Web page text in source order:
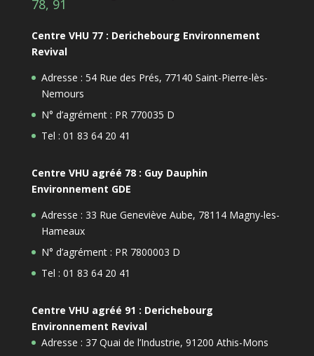
78, 91
Centre VHU 77 : Derichebourg Environnement
Revival
Adresse : 54 Rue des Prés, 77140 Saint-Pierre-lès-
Nemours
N° d’agrément : PR 770035 D
Tel : 01 83 64 20 41
Centre VHU agréé 78 : Guy Dauphin
Environnement GDE
Adresse : 33 Rue Geneviève Aube, 78114 Magny-les-
Hameaux
N° d’agrément : PR 7800003 D
Tel : 01 83 64 20 41
Centre VHU agréé 91 : Derichebourg
Environnement Revival
Adresse : 37 Quai de l’Industrie, 91200 Athis-Mons